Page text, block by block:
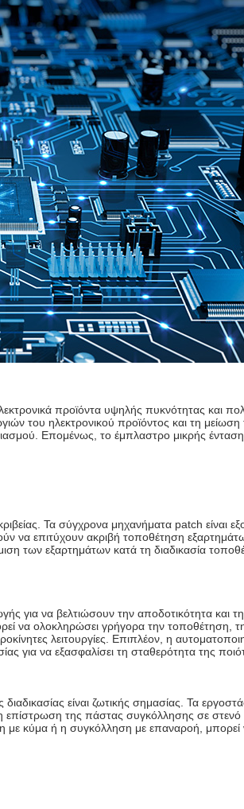
προϊόντα υψηλής πυκνότητας και
του ηλεκτρονικού προϊόντος και τη
Επομένως, το έμπλαστρο μικρής έντασης
Τα σύγχρονα μηχανήματα patch είναι
να επιτύχουν ακριβή τοποθέτηση
των εξαρτημάτων κατά τη διαδικασία
για να βελτιώσουν την αποδοτικότητα και
να ολοκληρώσει γρήγορα την τοποθέτηση,
λειτουργίες. Επιπλέον, η
για να εξασφαλίσει τη σταθερότητα της
είναι ζωτικής σημασίας. Τα
επίστρωση της πάστας συγκόλλησης σε
κύμα ή η συγκόλληση με επαναροή, μπορεί